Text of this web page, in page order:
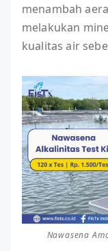
menambah
melakukan
kualitas air
Nawasena